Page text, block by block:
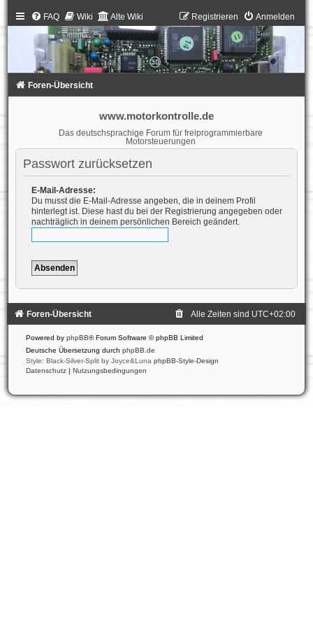
FAQ Wiki Alte Wiki Anmelden
Registrieren
Foren-Übersicht
www.motorkontrolle.de
Das deutschsprachige Forum für freiprogrammierbare
Motorsteuerungen
Passwort zurücksetzen
E-Mail-Adresse:
Du musst die E-Mail-Adresse angeben, die in deinem Profil
hinterlegt ist. Diese hast du bei der Registrierung angegeben oder
nachträglich in deinem persönlichen Bereich geändert.
Foren-Übersicht Alle Zeiten sind UTC+02:00
Powered by phpBB® Forum Software © phpBB Limited
Deutsche Übersetzung durch phpBB.de
Style: Black-Silver-Split by Joyce&Luna phpBB-Style-Design
Datenschutz | Nutzungsbedingungen